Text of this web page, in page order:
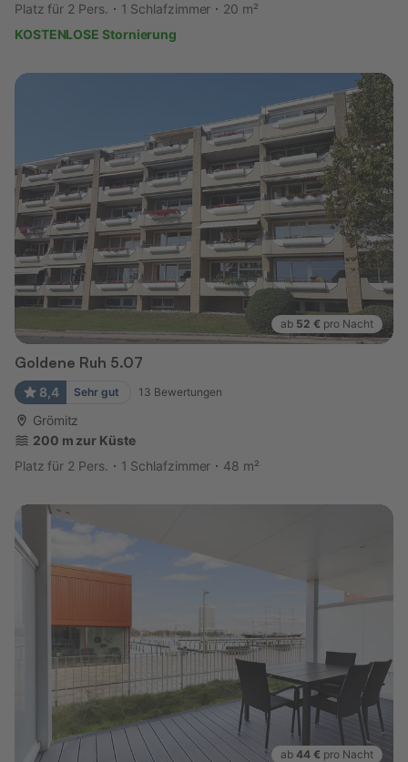
Platz für 2 Pers.
1 Schlafzimmer
20 m²
KOSTENLOSE Stornierung
ab 52 € pro Nacht
Goldene Ruh 5.07
8,4 Sehr gut 13 Bewertungen
Grömitz
200 m zur Küste
Platz für 2 Pers.
1 Schlafzimmer 48 m²
ab 44 € pro Nacht